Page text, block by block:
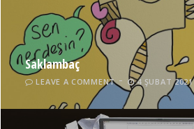
Saklambaç
LEAVE A COMMENT 4 ŞUBAT 2021